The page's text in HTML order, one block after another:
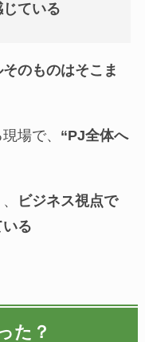
ている
のものはそこま
場で、 “PJ全体へ
ビジネス視点で
る
た？